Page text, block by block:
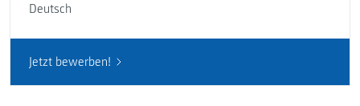
Deutsch
Jetzt bewerben!